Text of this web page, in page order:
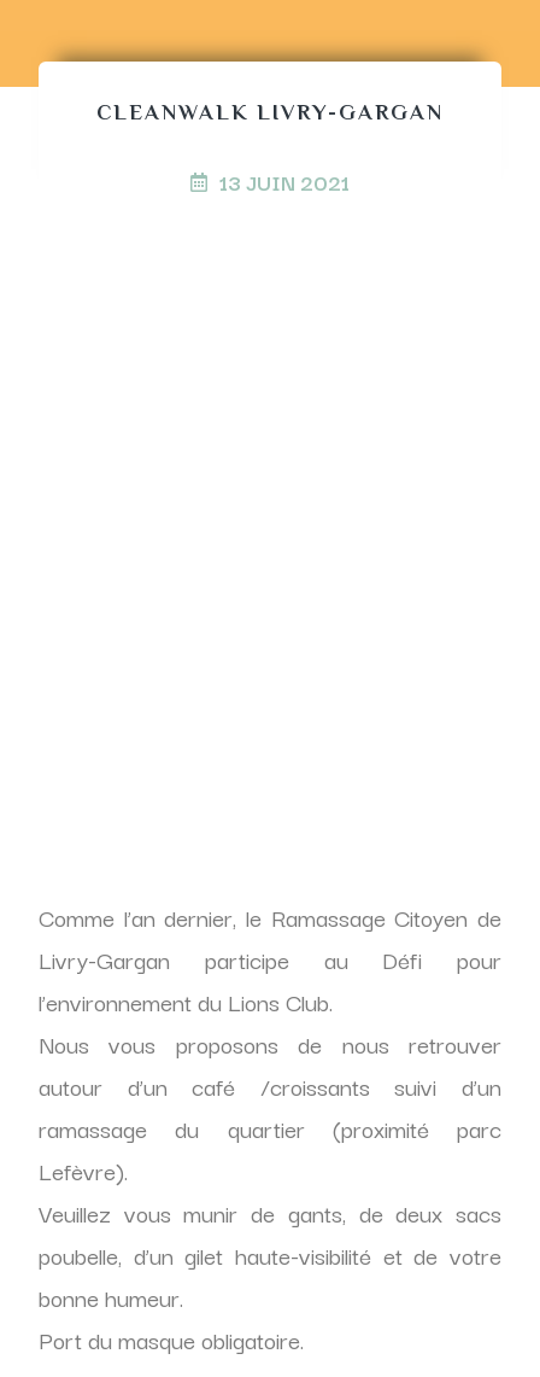
CLEANWALK LIVRY-GARGAN
13 JUIN 2021
Comme l’an dernier, le Ramassage Citoyen de
Livry-Gargan participe au Défi pour
l’environnement du Lions Club.
Nous vous proposons de nous retrouver
autour d’un café /croissants suivi d’un
ramassage du quartier (proximité parc
Lefèvre).
Veuillez vous munir de gants, de deux sacs
poubelle, d’un gilet haute-visibilité et de votre
bonne humeur.
Port du masque obligatoire.